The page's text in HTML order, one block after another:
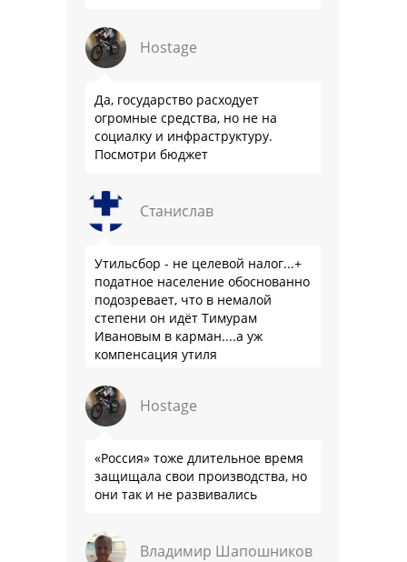
Hostage
Да, государство расходует
огромные средства, но не на
социалку и инфраструктуру.
Посмотри бюджет
Станислав
Утильсбор - не целевой налог...+
податное население обоснованно
подозревает, что в немалой
степени он идёт Тимурам
Ивановым в карман....а уж
компенсация утиля
что прям эталон коррупции
Hostage
«Россия» тоже длительное время
защищала свои производства, но
они так и не развивались
Владимир Шапошников